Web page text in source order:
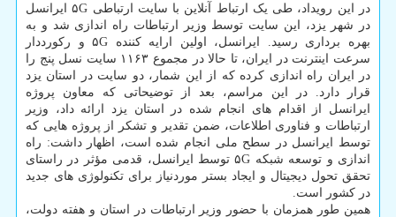
در این رویداد، طی یک ارتباط آنلاین با سایت ارتباطی ۵G ایرانسل
در شهر یزد، این سایت توسط وزیر ارتباطات راه اندازی شد و به
بهره برداری رسید. ایرانسل، اولین ارایه کننده ۵G و رکورددار
سرعت اینترنت در ایران، تا حالا در مجموع ۱۱۶۳ سایت نسل پنج را
در ایران راه اندازی کرده که از این شمار، دو سایت در استان یزد
قرار دارد. در این مراسم، بعد از توضیحاتی که معاون پروژه
ایرانسل از اقدام های انجام شده در استان یزد ارائه داد، وزیر
ارتباطات و فناوری اطلاعات، ضمن تقدیر و تشکر از پروژه هایی که
توسط ایرانسل در سطح ملی انجام شده است، اظهار داشت: راه
اندازی و توسعه شبکه ۵G توسط ایرانسل، قدمی مؤثر در راستای
تحقق تحول دیجیتال و ایجاد بستر موردنیاز برای تکنولوژی های جدید
در کشور است.
همین طور همزمان با حضور وزیر ارتباطات در استان و هفته دولت،